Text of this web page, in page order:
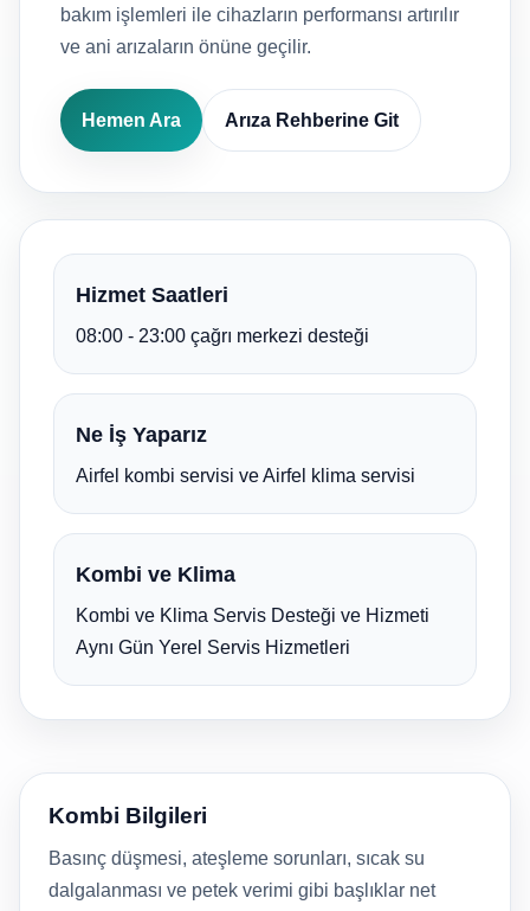
bakım işlemleri ile cihazların performansı artırılır
ve ani arızaların önüne geçilir.
Hemen Ara Arıza Rehberine Git
Hizmet Saatleri
08:00 - 23:00 çağrı merkezi desteği
Ne İş Yaparız
Airfel kombi servisi ve Airfel klima servisi
Kombi ve Klima
Kombi ve Klima Servis Desteği ve Hizmeti
Aynı Gün Yerel Servis Hizmetleri
Kombi Bilgileri
Basınç düşmesi, ateşleme sorunları, sıcak su
dalgalanması ve petek verimi gibi başlıklar net